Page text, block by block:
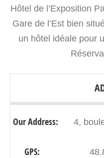
Hôtel de l’Exposition
Gare de l’Est bien
un hôtel idéale pour
Our Address:
4,
GPS: